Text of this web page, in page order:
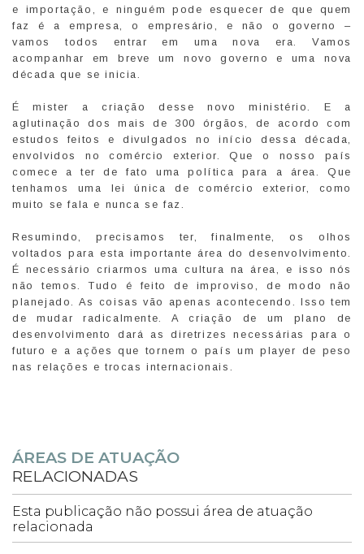
e importação, e ninguém pode esquecer de que quem
faz é a empresa, o empresário, e não o governo –
vamos todos entrar em uma nova era. Vamos
acompanhar em breve um novo governo e uma nova
década que se inicia.
É mister a criação desse novo ministério. E a
aglutinação dos mais de 300 órgãos, de acordo com
estudos feitos e divulgados no início dessa década,
envolvidos no comércio exterior. Que o nosso país
comece a ter de fato uma política para a área. Que
tenhamos uma lei única de comércio exterior, como
muito se fala e nunca se faz.
Resumindo, precisamos ter, finalmente, os olhos
voltados para esta importante área do desenvolvimento.
É necessário criarmos uma cultura na área, e isso nós
não temos. Tudo é feito de improviso, de modo não
planejado. As coisas vão apenas acontecendo. Isso tem
de mudar radicalmente. A criação de um plano de
desenvolvimento dará as diretrizes necessárias para o
futuro e a ações que tornem o país um player de peso
nas relações e trocas internacionais.
ÁREAS DE ATUAÇÃO
RELACIONADAS
Esta publicação não possui área de atuação
relacionada